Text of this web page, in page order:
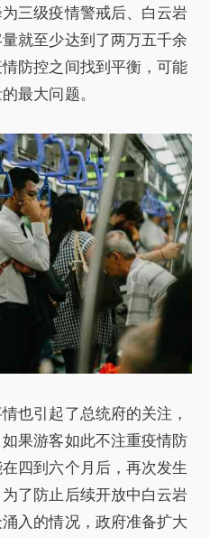
三级疫情警戒后、白云岩
就至少达到了两万五千余
防控之间找到平衡，可能
最大问题。
也引起了总统府的关注，
果游客如此不注重疫情防
四到六个月后，再次发生
了防止后续开放中白云岩
入的情况，政府准备扩大